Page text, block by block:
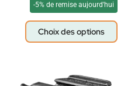
-5% de remise aujourd'hui
Choix des options